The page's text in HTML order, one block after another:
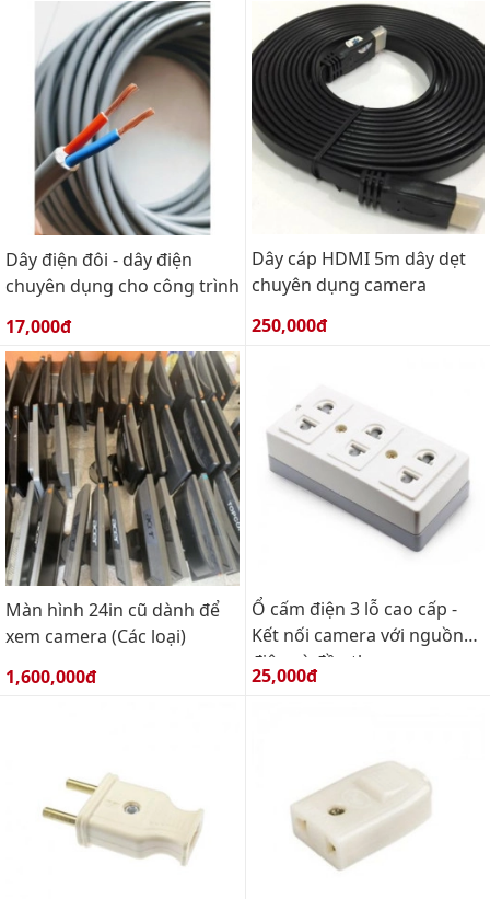
Dây điện đôi - dây điện
chuyên dụng cho công trình
Giá bán:
17,000đ
Dây cáp HDMI 5m dây dẹt
chuyên dụng camera
Giá bán:
250,000đ
Màn hình 24in cũ dành để
xem camera (Các loại)
Giá bán:
1,600,000đ
Ổ cấm điện 3 lỗ cao cấp -
Kết nối camera với nguồn
điện và đầu thu
Giá bán:
25,000đ